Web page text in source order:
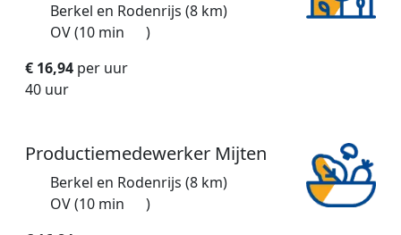
Berkel en Rodenrijs (8 km)
OV (10 min
)
€ 16,94 per uur
40 uur
Productiemedewerker Mijten
Berkel en Rodenrijs (8 km)
OV (10 min
)